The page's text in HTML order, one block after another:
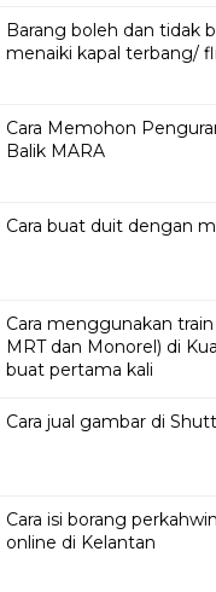
Barang boleh dan tidak
menaiki kapal terbang/
Cara Memohon
Balik MARA
Cara buat duit dengan
Cara menggunakan train
MRT dan Monorel) di
buat pertama kali
Cara jual gambar di
Cara isi borang
online di Kelantan